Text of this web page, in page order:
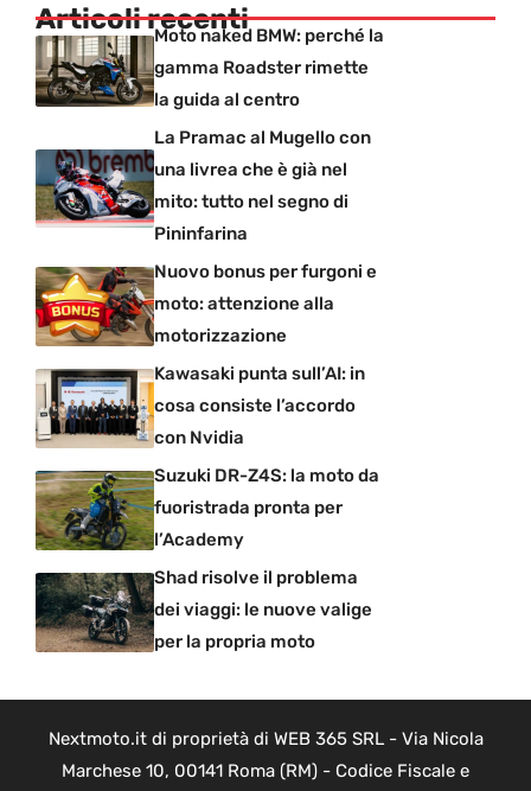
Articoli recentiMoto naked BMW: perché la
gamma Roadster rimette
la guida al centro
La Pramac al Mugello con
una livrea che è già nel
mito: tutto nel segno di
Pininfarina
Nuovo bonus per furgoni e
moto: attenzione alla
motorizzazione
Kawasaki punta sull’AI: in
cosa consiste l’accordo
con Nvidia
Suzuki DR-Z4S: la moto da
fuoristrada pronta per
l’Academy
Shad risolve il problema
dei viaggi: le nuove valige
per la propria moto
Nextmoto.it di proprietà di WEB 365 SRL - Via Nicola
Marchese 10, 00141 Roma (RM) - Codice Fiscale e